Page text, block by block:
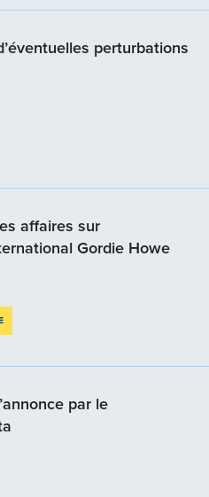
perturbations
affaires sur
Gordie Howe
par le